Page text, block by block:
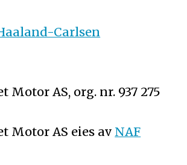
Carlsen
Motor AS, org. nr. 937 275
Motor AS eies av NAF